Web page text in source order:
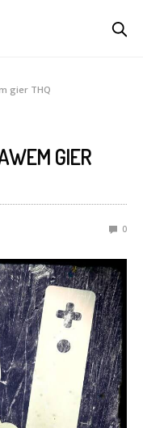
gier THQ
GIER
0